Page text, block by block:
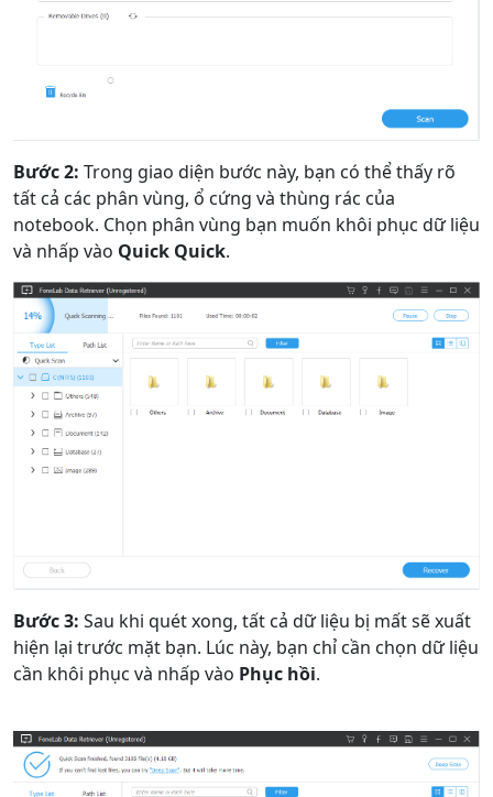
Bước 2: Trong giao diện bước này, bạn có thể thấy rõ
tất cả các phân vùng, ổ cứng và thùng rác của
notebook. Chọn phân vùng bạn muốn khôi phục dữ liệu
và nhấp vào Quick Quick.
Bước 3: Sau khi quét xong, tất cả dữ liệu bị mất sẽ xuất
hiện lại trước mặt bạn. Lúc này, bạn chỉ cần chọn dữ liệu
cần khôi phục và nhấp vào Phục hồi.
Chuyển ngôn ngữ
English
日本
Español
Português
Deutsche
Français
Italiano
Norsk
Dansk
Română
қазақ
Gaeilge
繁體中文